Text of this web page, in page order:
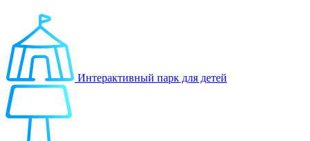
Интерактивный парк для детей